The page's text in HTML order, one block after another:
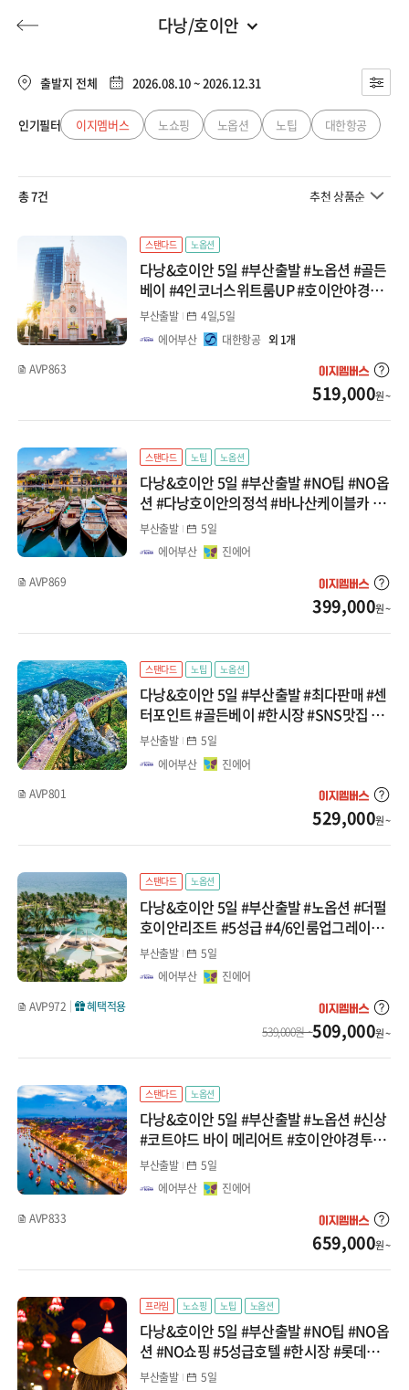
허니문 기획전/홈쇼핑 이벤트/혜택
투어플랜
허니문
다낭/호이안
부산출발
대구출발
청주출발
일본
북해도
도쿄/시즈오카
나고야/도야마(알펜)
대마도
선박(부관/카멜)
중국
청도
북경/태항산
상해/항저우
광저우/망산
서안/구채구/칠채산
하이난/하문
타이중/가오슝
홍콩/마카오
베트남
다낭/호이안
출발지 전체 2026.08.10 ~ 2026.12.31
인기필터 이지멤버스 노쇼핑 노옵션 노팁 대한항공
총 7건 추천 상품순
스탠다드 노옵션
다낭&호이안 5일 #부산출발 #노옵션 #골든
베이 #4인코너스위트룸UP #호이안야경투
어 #바구니배 #한강유람선 #전신마사지 #패
키지
부산출발
4일,5일
에어부산
대한항공 외 1개
AVP863
519,000원 ~
스탠다드 노팁 노옵션
다낭&호이안 5일 #부산출발 #NO팁 #NO옵
션 #다낭호이안의정석 #바나산케이블카 #
마사지2시간 #호이안시티투어 패키지
부산출발
5일
에어부산
진에어
AVP869
399,000원 ~
스탠다드 노팁 노옵션
다낭&호이안 5일 #부산출발 #최다판매 #센
터포인트 #골든베이 #한시장 #SNS맛집 #
마사지2회 #바나힐 #호이안시티투어 #패키
부산출발
5일
에어부산
진에어
AVP801
529,000원 ~
스탠다드 노옵션
다낭&호이안 5일 #부산출발 #노옵션 #더펄
호이안리조트 #5성급 #4/6인룸업그레이드
#반나절자유시간 #쇼핑3회 패키지
부산출발
5일
에어부산
진에어
AVP972
혜택적용
509,000원 ~
539,000원 ~
스탠다드 노옵션
다낭&호이안 5일 #부산출발 #노옵션 #신상
#코트야드 바이 메리어트 #호이안야경투어
#바구니배 #한강유람선 #전신마사지 패키
부산출발
5일
에어부산
진에어
AVP833
659,000원 ~
프라임 노쇼핑 노팁 노옵션
다낭&호이안 5일 #부산출발 #NO팁 #NO옵
션 #NO쇼핑 #5성급호텔 #한시장 #롯데마
트 #마사지2시간 #호이안시티투어 #패키지
부산출발
5일